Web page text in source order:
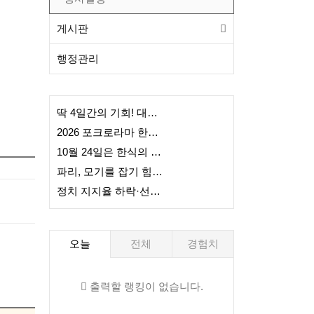
게시판
행정관리
딱 4일간의 기회! 대한항공 20% 역대급 할인 , 7/13(월)까지
2026 포크로라마 한국관 업체 입점 신청 마감일 공고
10월 24일은 한식의 날… 국회 본회의 통과
파리, 모기를 잡기 힘든 이유 밝혀졌다
정치 지지율 하락·선거 재검표·반도체발 자산 격차… 6월 23일 한국 주요 이슈 정리
오늘 전체 경험치
출력할 랭킹이 없습니다.